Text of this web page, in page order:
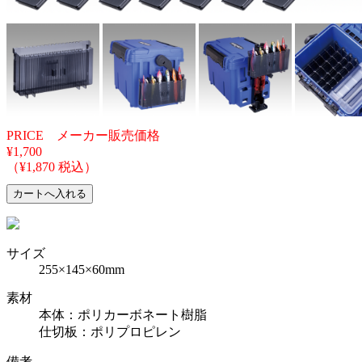
PRICE メーカー販売価格
¥1,700
（¥1,870 税込）
サイズ
255×145×60mm
素材
本体：ポリカーボネート樹脂
仕切板：ポリプロピレン